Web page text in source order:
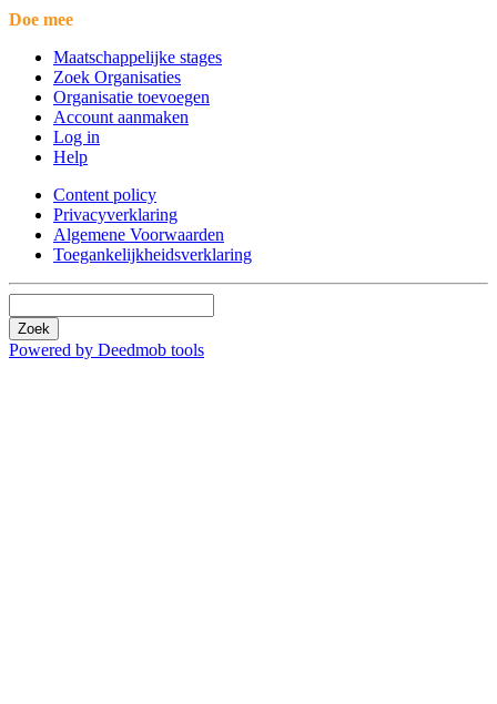
Doe mee
Maatschappelijke stages
Zoek Organisaties
Organisatie toevoegen
Account aanmaken
Log in
Help
Content policy
Privacyverklaring
Algemene Voorwaarden
Toegankelijkheidsverklaring
Zoek
Powered by Deedmob tools